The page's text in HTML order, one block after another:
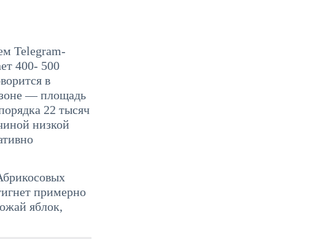
Telegram-
400- 500
в
— площадь
22 тысяч
низкой
примерно
яблок,